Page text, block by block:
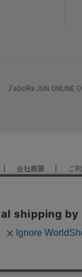
J'aDoRe JUN ONLINE
会社概要 ご